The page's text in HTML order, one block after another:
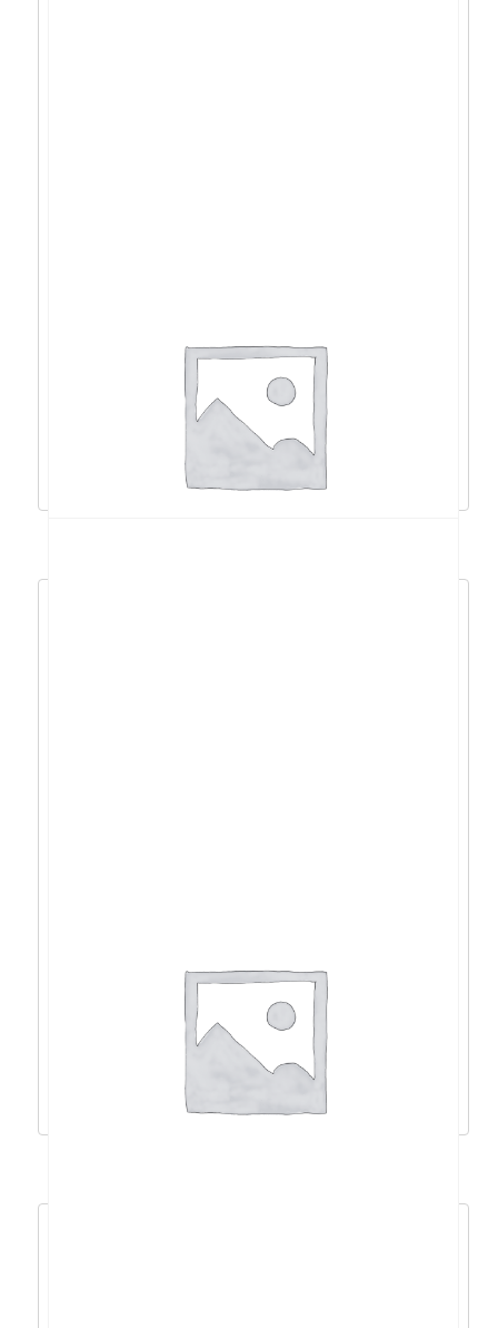
Acer Aspire 3 R5-
5500U/20GB/512GB/15,6″FHD/DOS –
NX.KSJEX.01U
531,94€ €
Dodaj u košaricu
Acer Aspire 3 i7-
1255U/16GB/512GB/15,6″FHD/DOS –
NX.K6SEX.01P
723,94€ 651,54 €
Dodaj u košaricu